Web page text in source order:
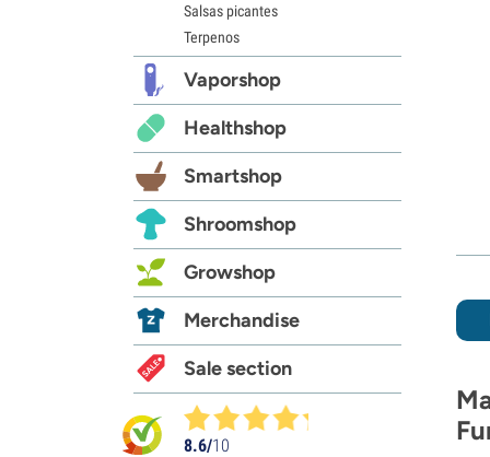
Salsas picantes
Terpenos
Vaporshop
Healthshop
Smartshop
Shroomshop
Growshop
Merchandise
Sale section
8.6/10